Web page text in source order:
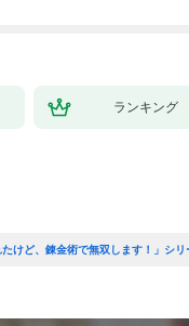
ランキング
たけど、錬金術で無双します！」シリ